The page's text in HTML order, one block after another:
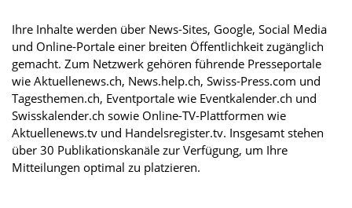
Ihre Inhalte werden über News-Sites, Google, Social Media
und Online-Portale einer breiten Öffentlichkeit zugänglich
gemacht. Zum Netzwerk gehören führende Presseportale
wie Aktuellenews.ch, News.help.ch, Swiss-Press.com und
Tagesthemen.ch, Eventportale wie Eventkalender.ch und
Swisskalender.ch sowie Online-TV-Plattformen wie
Aktuellenews.tv und Handelsregister.tv. Insgesamt stehen
über 30 Publikationskanäle zur Verfügung, um Ihre
Mitteilungen optimal zu platzieren.